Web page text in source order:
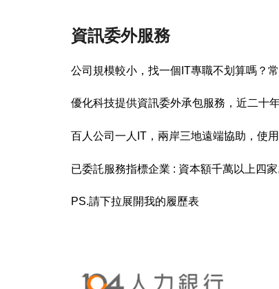
資訊委外服務
公司規模較小，找一個IT專職不划算嗎？
優化科技提供資訊委外承包服務，近二十
百人公司一人IT，兩岸三地遠端協助，使用
已委託服務指標企業 : 資本額千萬以上四
PS.請下拉展開我的履歷表